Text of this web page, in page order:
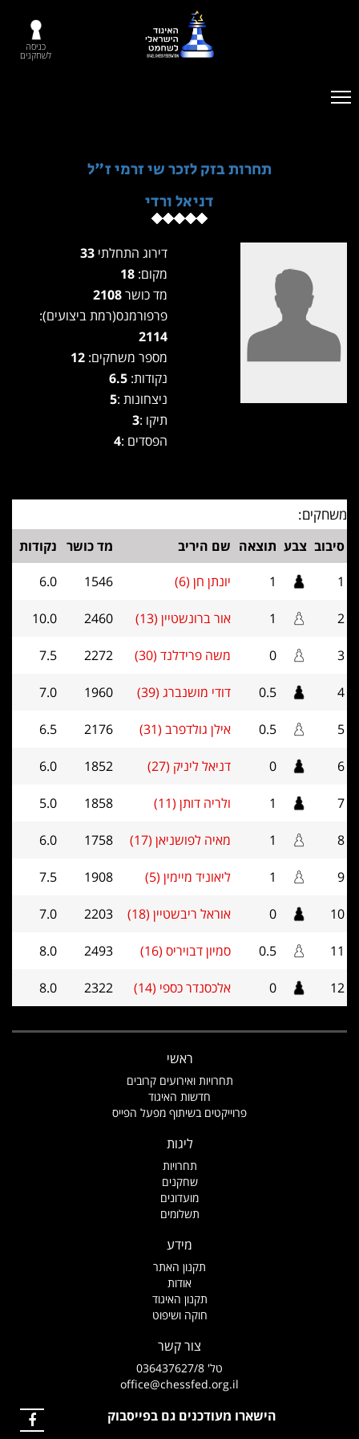
כניסה
לשחקנים
תחרות בזק לזכר שי זרמי ז"ל
דניאל ורדי
דירוג התחלתי
מקום:
מד כושר
פרפורמנס(רמת ביצועים):
2114
מספר משחקים:
נקודות: 6.5
ניצחונות :5
תיקו :3
הפסדים :4
משחקים:
סיבוב צבע תוצאה שם היריב מד כושר נקודות
1
1 יונתן חן (6) 1546
6.0
2
1 אור ברונשטיין (13) 2460
10.0
3
0 משה פרידלנד (30) 2272
7.5
4
0.5 דודי מושנברג (39) 1960
7.0
5
0.5 אילן גולדפרב (31) 2176
6.5
6
0 דניאל ליניק (27) 1852
6.0
7
1 ולריה דותן (11) 1858
5.0
8
1 מאיה לפושניאן (17) 1758
6.0
9
1 ליאוניד מיימין (5) 1908
7.5
10
0 אוראל ריבשטיין (18) 2203
7.0
11
0.5 סמיון דבויריס (16) 2493
8.0
12
0 אלכסנדר כספי (14) 2322
8.0
ראשי
תחרויות ואירועים קרובים
חדשות האיגוד
פרוייקטים בשיתוף מפעל הפייס
ליגות
תחרויות
שחקנים
מועדונים
תשלומים
מידע
תקנון האתר
אודות
תקנון האיגוד
חוקה ושיפוט
צור קשר
טל' 036437627/8
office@chessfed.org.il
הישארו מעודכנים גם בפייסבוק